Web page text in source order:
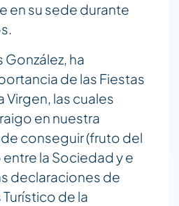
en su sede durante
González, ha
de las Fiestas
Virgen, las cuales
en nuestra
conseguir (fruto del
la Sociedad y e
declaraciones de
de la